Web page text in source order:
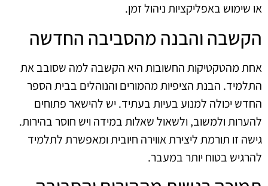
או שימוש באפליקציות ניהול זמן.
הקשבה והבנה מהסביבה החדשה
אחת מהטקטיקות החשובות היא הקשבה למה שסובב את
התלמיד. הבנת הציפיות מהמורים והנוהלים בבית הספר
החדש יכולה למנוע בעיות בעתיד. יש להישאר פתוחים
להערות ולמשוב, ולשאול שאלות במידה ויש חוסר בהירות.
גישה זו תורמת ליצירת אווירה חיובית ומאפשרת לתלמיד
להרגיש בטוח יותר במעבר.